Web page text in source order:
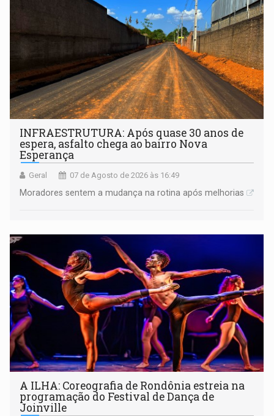
INFRAESTRUTURA: Após quase 30 anos de
espera, asfalto chega ao bairro Nova
Esperança
Geral 07 de Agosto de 2026 às 16:49
Moradores sentem a mudança na rotina após melhorias
A ILHA: Coreografia de Rondônia estreia na
programação do Festival de Dança de
Joinville